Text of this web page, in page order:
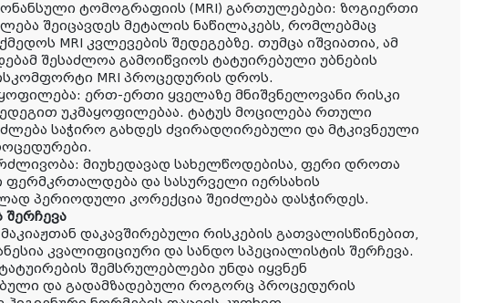
ტომოგრაფიის (MRI) გართულებები: ზოგიერთი
შეიცავდეს მეტალის ნაწილაკებს, რომლებმაც
MRI კვლევების შედეგებზე. თუმცა იშვიათია, ამ
შესაძლოა გამოიწვიოს ტატუირებული უბნების
MRI პროცედურის დროს.
ერთ-ერთი ყველაზე მნიშვნელოვანი რისკი
უკმაყოფილებაა. ტატუს მოცილება რთული
საჭირო გახდეს ძვირადღირებული და მტკივნეული
მიუხედავად სახელწოდებისა, ფერი დროთა
ფერმკრთალდება და სასურველი იერსახის
პერიოდული კორექცია შეიძლება დასჭირდეს.
შერჩევა
დაკავშირებული რისკების გათვალისწინებით,
კვალიფიციური და სანდო სპეციალისტის შერჩევა.
შემსრულებლები უნდა იყვნენ
და გადამზადებული როგორც პროცედურის